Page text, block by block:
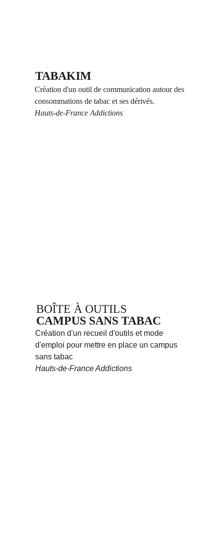
TABAKIM
Création d'un outil de communication autour des
consommations de tabac et ses dérivés.
Hauts-de-France Addictions
BOÎTE À OUTILS
CAMPUS SANS TABAC
Création d'un recueil d'outils et mode
d'emploi pour mettre en place un campus
sans tabac
Hauts-de-France Addictions